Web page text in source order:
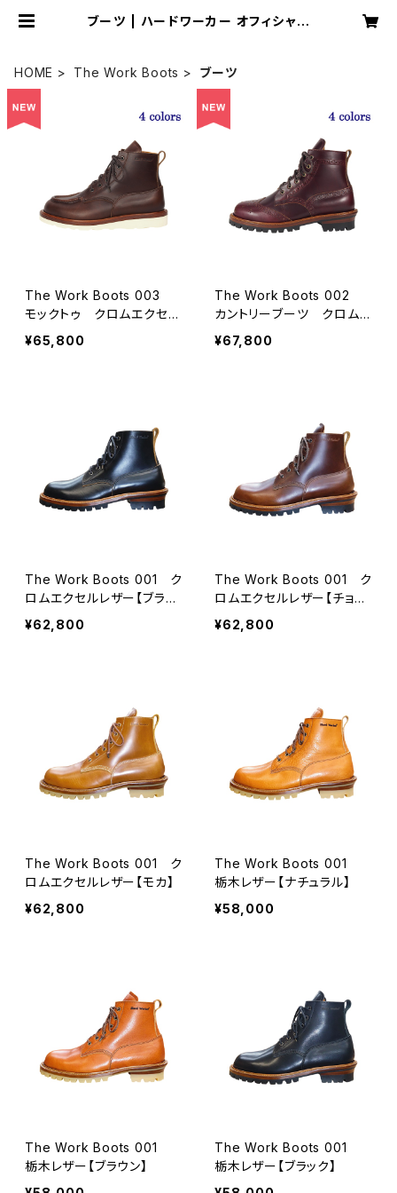
ブーツ | ハードワーカー オフィシャル
HOME The Work Boots ブーツ
The Work Boots 003
モックトゥ クロムエクセル
レザー ４colors
¥65,800
The Work Boots 002
カントリーブーツ クロムエ
クセルレザー ４colors
¥67,800
The Work Boots 001 ク
ロムエクセルレザー【ブラッ
ク】
¥62,800
The Work Boots 001 ク
ロムエクセルレザー【チョ
コ】
¥62,800
The Work Boots 001 ク
ロムエクセルレザー【モカ】
¥62,800
The Work Boots 001
栃木レザー【ナチュラル】
¥58,000
The Work Boots 001
栃木レザー【ブラウン】
The Work Boots 001
栃木レザー【ブラック】